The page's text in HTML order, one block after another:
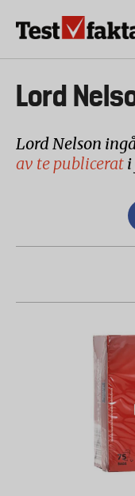
Huvudmeny
ny
Lord
Lord Nelson
av te publicerat i